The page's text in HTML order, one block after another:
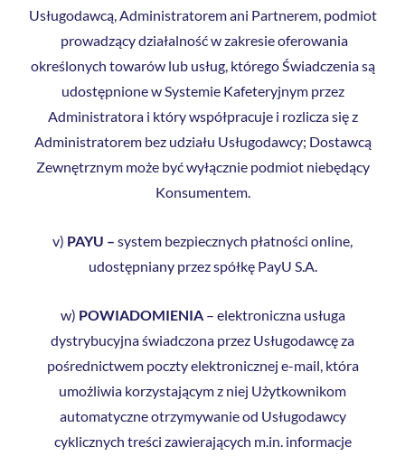
Usługodawcą, Administratorem ani Partnerem, podmiot
prowadzący działalność w zakresie oferowania
określonych towarów lub usług, którego Świadczenia są
udostępnione w Systemie Kafeteryjnym przez
Administratora i który współpracuje i rozlicza się z
Administratorem bez udziału Usługodawcy; Dostawcą
Zewnętrznym może być wyłącznie podmiot niebędący
Konsumentem.
v) PAYU – system bezpiecznych płatności online,
udostępniany przez spółkę PayU S.A.
w) POWIADOMIENIA– elektroniczna usługa
dystrybucyjna świadczona przez Usługodawcę za
pośrednictwem poczty elektronicznej e-mail, która
umożliwia korzystającym z niej Użytkownikom
automatyczne otrzymywanie od Usługodawcy
cyklicznych treści zawierających m.in. informacje